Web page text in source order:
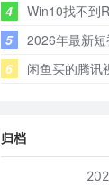
4
Win10找不到
5
2026年最新
6
闲鱼买的腾讯
归档